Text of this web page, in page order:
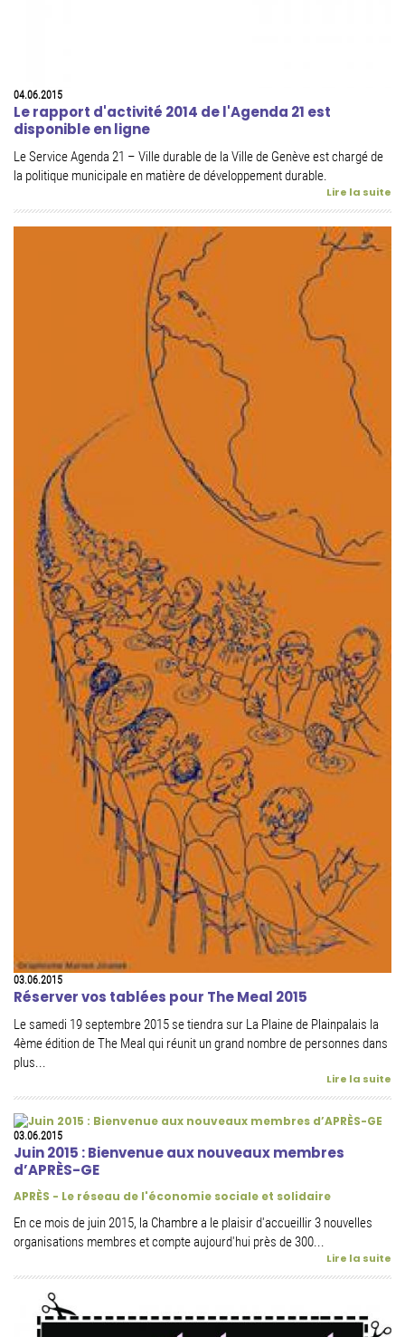
04.06.2015
Le rapport d'activité 2014 de l'Agenda 21 est
disponible en ligne
Le Service Agenda 21 – Ville durable de la Ville de Genève est chargé de
la politique municipale en matière de développement durable.
Lire la suite
03.06.2015
Réserver vos tablées pour The Meal 2015
Le samedi 19 septembre 2015 se tiendra sur La Plaine de Plainpalais la
4ème édition de The Meal qui réunit un grand nombre de personnes dans
plus...
Lire la suite
03.06.2015
Juin 2015 : Bienvenue aux nouveaux membres
d’APRÈS-GE
APRÈS - Le réseau de l'économie sociale et solidaire
En ce mois de juin 2015, la Chambre a le plaisir d'accueillir 3 nouvelles
organisations membres et compte aujourd'hui près de 300...
Lire la suite